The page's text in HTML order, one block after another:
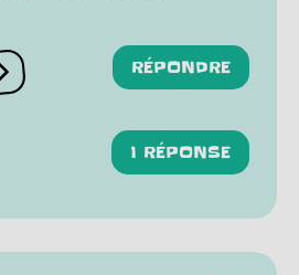
Ouvrir les réactions
RÉPONDRE
1 RÉPONSE